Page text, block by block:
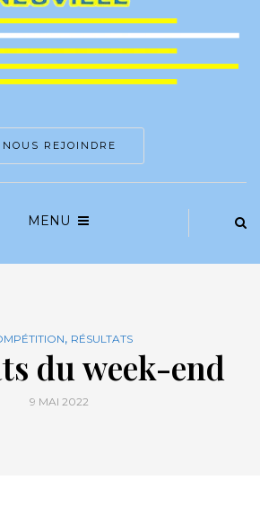
NOUS REJOINDRE
MENU
, RÉSULTATS
du week-end
9 MAI 2022